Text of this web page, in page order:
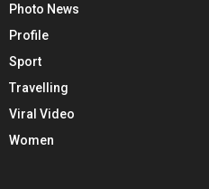
Photo News
Profile
Sport
Travelling
Viral Video
Women